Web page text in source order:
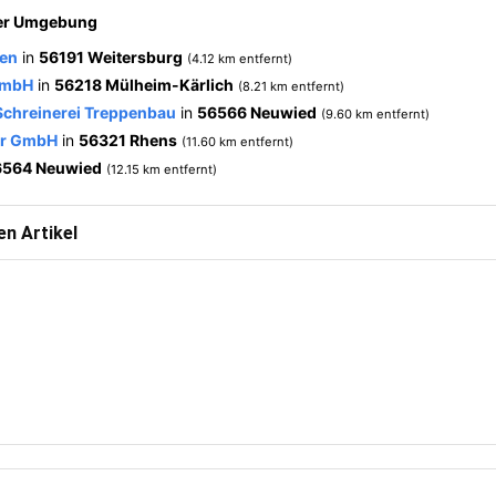
Umgebung
in 56191 Weitersburg (4.12 km entfernt)
in 56218 Mülheim-Kärlich (8.21 km entfernt)
Treppenbau in 56566 Neuwied (9.60 km entfernt)
GmbH in 56321 Rhens (11.60 km entfernt)
Neuwied (12.15 km entfernt)
Artikel